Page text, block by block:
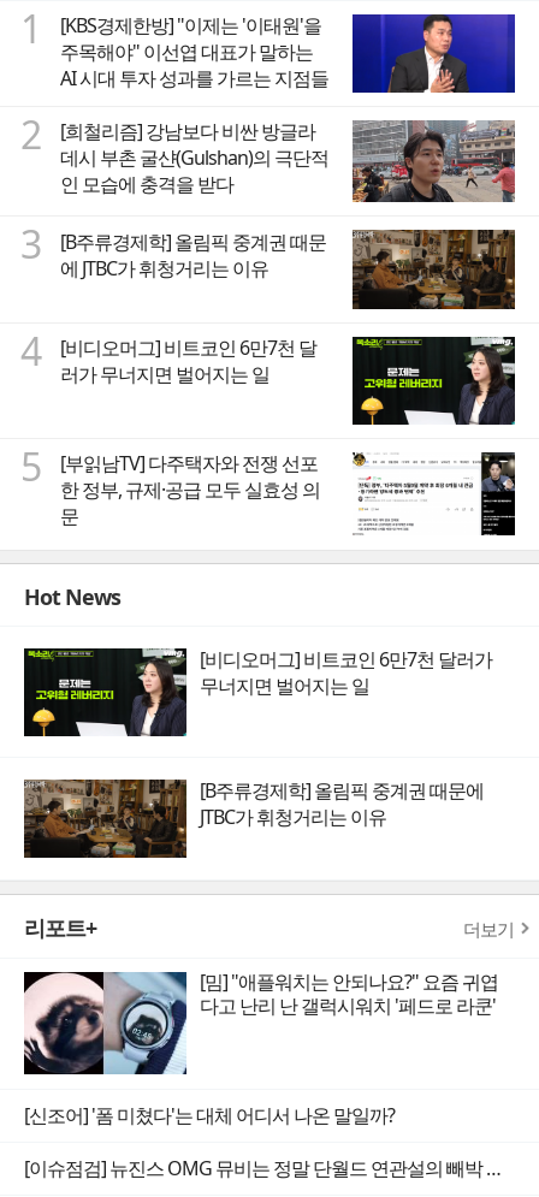
1
[KBS경제한방] "이제는 '이태원'을
주목해야" 이선엽 대표가 말하는
AI 시대 투자 성과를 가르는 지점들
2
[희철리즘] 강남보다 비싼 방글라
데시 부촌 굴샨(Gulshan)의 극단적
인 모습에 충격을 받다
3
[B주류경제학] 올림픽 중계권 때문
에 JTBC가 휘청거리는 이유
4
[비디오머그] 비트코인 6만7천 달
러가 무너지면 벌어지는 일
5
[부읽남TV] 다주택자와 전쟁 선포
한 정부, 규제·공급 모두 실효성 의
문
Hot News
[비디오머그] 비트코인 6만7천 달러가
무너지면 벌어지는 일
[B주류경제학] 올림픽 중계권 때문에
JTBC가 휘청거리는 이유
리포트+ 더보기
[밈] "애플워치는 안되나요?" 요즘 귀엽
다고 난리 난 갤럭시워치 '페드로 라쿤'
[신조어] '폼 미쳤다'는 대체 어디서 나온 말일까?
[이슈점검] 뉴진스 OMG 뮤비는 정말 단월드 연관설의 빼박 증거일까